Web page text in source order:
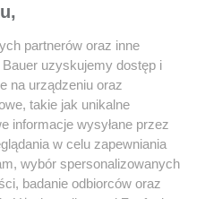
TAKŻE
partnerów oraz inne
uzyskujemy dostęp i
na urządzeniu oraz
takie jak unikalne
informacje wysyłane przez
w celu zapewniania
wybór spersonalizowanych
badanie odbiorców oraz